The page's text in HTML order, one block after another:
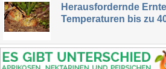
Herausfordernde
Temperaturen bis zu